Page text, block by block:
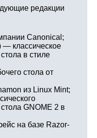
редакции
Canonical;
— классическое
в стиле
стола от
из Linux Mint;
GNOME 2 в
на базе Razor-